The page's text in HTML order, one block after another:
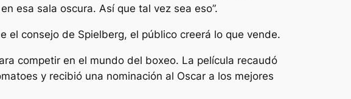
esa sala oscura. Así que tal vez sea eso”.
el consejo de Spielberg, el público creerá lo que vende.
competir en el mundo del boxeo. La película recaudó
y recibió una nominación al Oscar a los mejores